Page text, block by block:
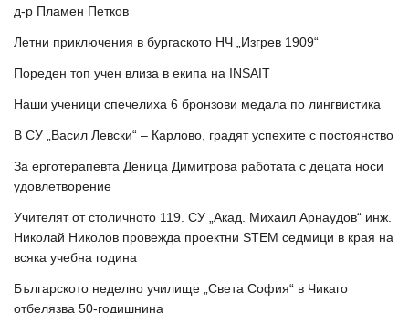
д-р Пламен Петков
Летни приключения в бургаското НЧ „Изгрев 1909“
Пореден топ учен влиза в екипа на INSAIT
Наши ученици спечелиха 6 бронзови медала по лингвистика
В СУ „Васил Левски“ – Карлово, градят успехите с постоянство
За ерготерапевта Деница Димитрова работата с децата носи
удовлетворение
Учителят от столичното 119. СУ „Акад. Михаил Арнаудов“ инж.
Николай Николов провежда проектни STEM седмици в края на
всяка учебна година
Българското неделно училище „Света София“ в Чикаго
отбелязва 50-годишнина